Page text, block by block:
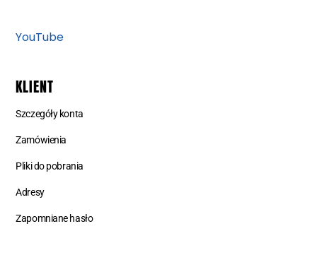
YouTube
KLIENT
Szczegóły konta
Zamówienia
Pliki do pobrania
Adresy
Zapomniane hasło